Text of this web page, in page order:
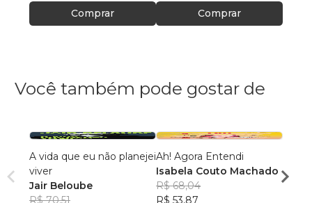
Comprar Comprar
Você também pode gostar de
A vida que eu não planejei
viver
Jair Beloube
R$ 70,51
Ah! Agora Entendi
Isabela Couto Machado
R$ 68,04
R$ 53,87
Luiz
R$